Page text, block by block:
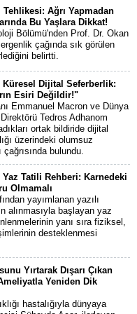
Ağrı Yapmadan
Bu Yaşlara Dikkat!
Bölümü'nden Prof. Dr. Okan
çağında sık görülen
belirtti.
Küresel Dijital Seferberlik:
Esiri Değildir!"
Emmanuel Macron ve Dünya
Tedros Adhanom
ortak bildiride dijital
üzerindeki olumsuz
bulundu.
Yaz Tatili Rehberi: Karnedeki
Olmamalı
yayımlanan yazılı
alınmasıyla başlayan yaz
yanı sıra fiziksel,
desteklenmesi
Yırtarak Dışarı Çıkan
Yeniden Dik
hastalığıyla dünyaya